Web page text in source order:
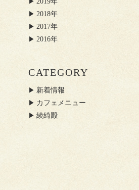
2018年
2017年
2016年
CATEGORY
新着情報
カフェメニュー
綾綺殿